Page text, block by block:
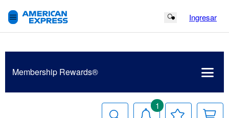
Search Button
Ingresar
Membership Rewards®
Buscar Notificaciones
1
Tu